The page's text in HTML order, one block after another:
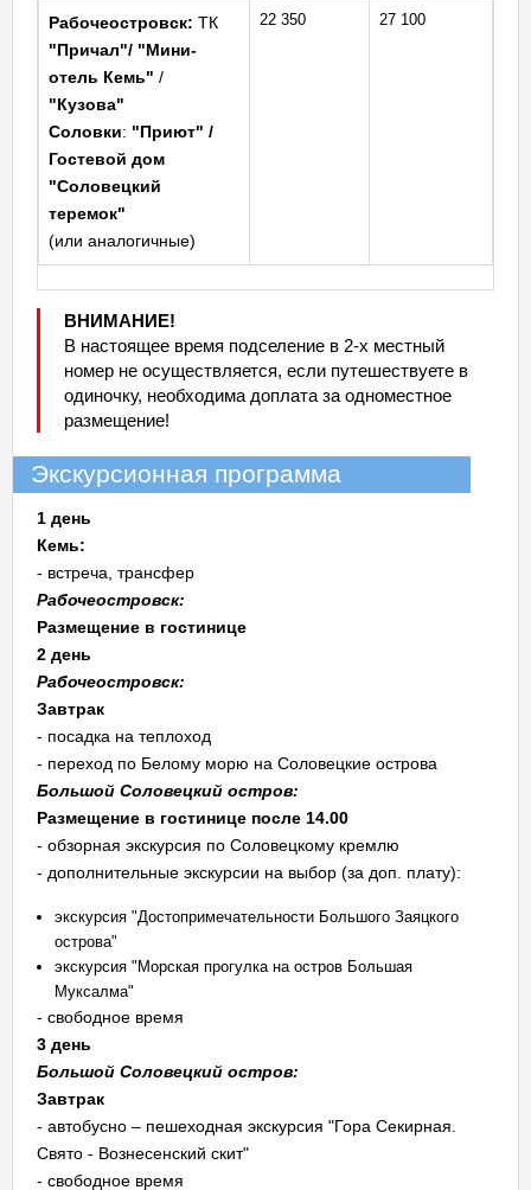
Рабочеостровск: ТК
"Причал"/ "Мини-
отель Кемь" /
"Кузова"
Соловки: "Приют" /
Гостевой дом
"Соловецкий
теремок"
(или аналогичные)
22 350 27 100
ВНИМАНИЕ!
В настоящее время подселение в 2-х местный
номер не осуществляется, если путешествуете в
одиночку, необходима доплата за одноместное
размещение!
Экскурсионная программа
1 день
Кемь:
- встреча, трансфер
Рабочеостровск:
Размещение в гостинице
2 день
Рабочеостровск:
Завтрак
- посадка на теплоход
- переход по Белому морю на Соловецкие острова
Большой Соловецкий остров:
Размещение в гостинице после 14.00
- обзорная экскурсия по Соловецкому кремлю
- дополнительные экскурсии на выбор (за доп. плату):
экскурсия "Достопримечательности Большого Заяцкого
острова"
экскурсия "Морская прогулка на остров Большая
Муксалма"
- свободное время
3 день
Большой Соловецкий остров:
Завтрак
- автобусно – пешеходная экскурсия "Гора Секирная.
Свято - Вознесенский скит"
- свободное время